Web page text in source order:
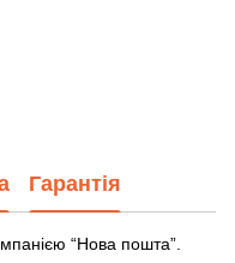
Гарантія
“Нова пошта”.